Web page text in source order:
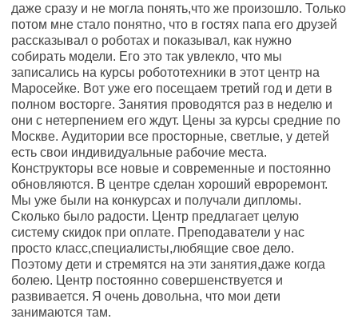
даже сразу и не могла понять,что же произошло. Только
потом мне стало понятно, что в гостях папа его друзей
рассказывал о роботах и показывал, как нужно
собирать модели. Его это так увлекло, что мы
записались на курсы робототехники в этот центр на
Маросейке. Вот уже его посещаем третий год и дети в
полном восторге. Занятия проводятся раз в неделю и
они с нетерпением его ждут. Цены за курсы средние по
Москве. Аудитории все просторные, светлые, у детей
есть свои индивидуальные рабочие места.
Конструкторы все новые и современные и постоянно
обновляются. В центре сделан хороший евроремонт.
Мы уже были на конкурсах и получали дипломы.
Сколько было радости. Центр предлагает целую
систему скидок при оплате. Преподаватели у нас
просто класс,специалисты,любящие свое дело.
Поэтому дети и стремятся на эти занятия,даже когда
болею. Центр постоянно совершенствуется и
развивается. Я очень довольна, что мои дети
занимаются там.